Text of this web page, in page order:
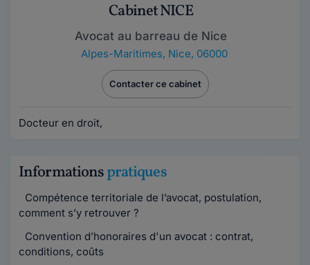
Cabinet NICE
Avocat au barreau de Nice
Alpes-Maritimes, Nice, 06000
Contacter ce cabinet
Docteur en droit,
Informationspratiques
Compétence territoriale de l’avocat, postulation,
comment s’y retrouver ?
Convention d’honoraires d'un avocat : contrat,
conditions, coûts